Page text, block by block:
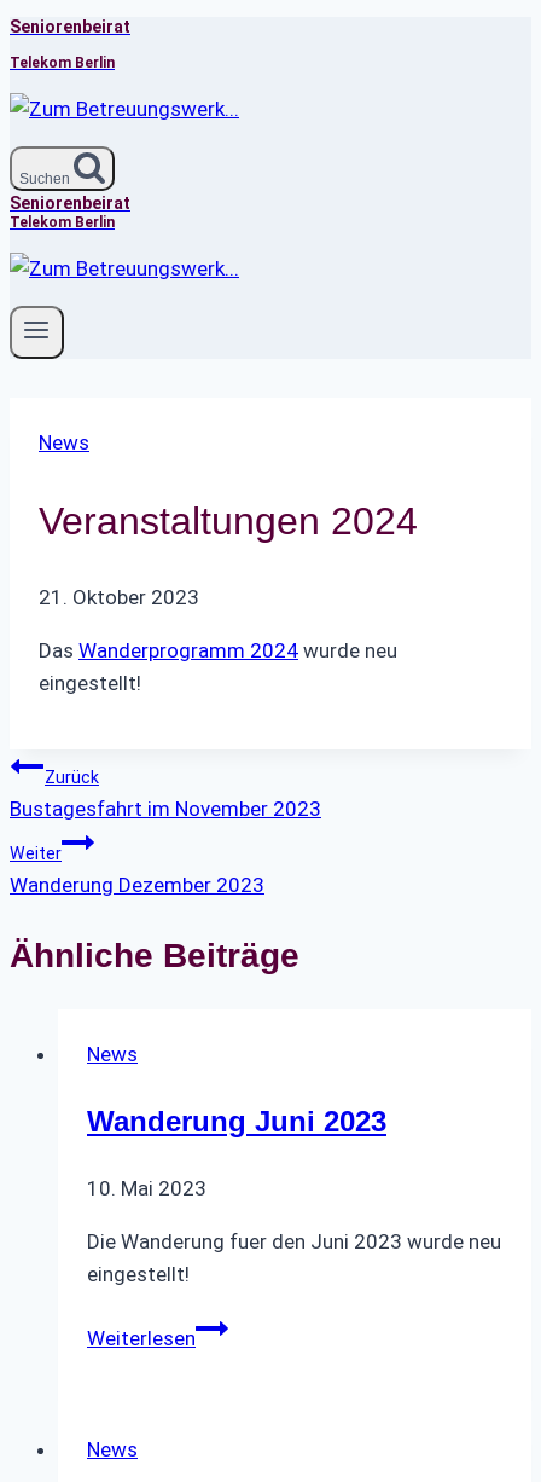
Zum
Inhalt
springen
Seniorenbeirat
Telekom Berlin
Suchen
Seniorenbeirat
Telekom Berlin
News
Veranstaltungen 2024
21. Oktober 2023
Das Wanderprogramm 2024 wurde neu
eingestellt!
Beitragsnavigation
Zurück
Bustagesfahrt im November 2023
Weiter
Wanderung Dezember 2023
Ähnliche Beiträge
News
Wanderung Juni 2023
10. Mai 2023
Die Wanderung fuer den Juni 2023 wurde neu
eingestellt!
WeiterlesenWanderung
News